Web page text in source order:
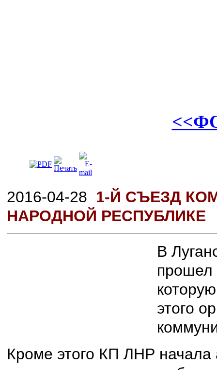
2016-04-28 1-Й СЪЕЗД
НАРОДНОЙ РЕСПУБЛИКЕ
В
прошел
этого
Кроме этого КП ЛНР начала